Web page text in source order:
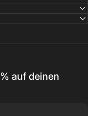
auf deinen